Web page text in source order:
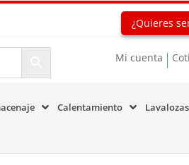
¿Quieres
Mi cuenta
Calentamiento Lavalozas